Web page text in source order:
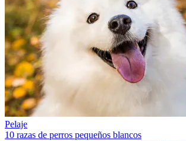
Pelaje
10 razas de perros pequeños blancos